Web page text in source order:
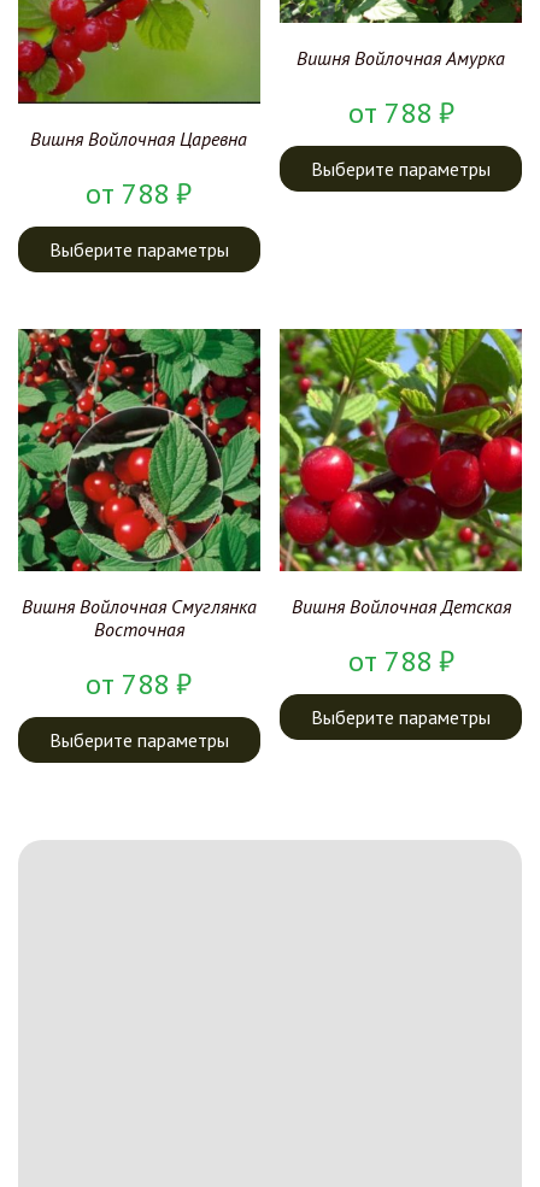
Вишня Войлочная Царевна
от 788₽
Выберите параметры
Вишня Войлочная Амурка
от 788 ₽
Выберите параметры
Вишня Войлочная Смуглянка
Восточная
от 788₽
Выберите параметры
Вишня Войлочная Детская
от 788 ₽
Выберите параметры